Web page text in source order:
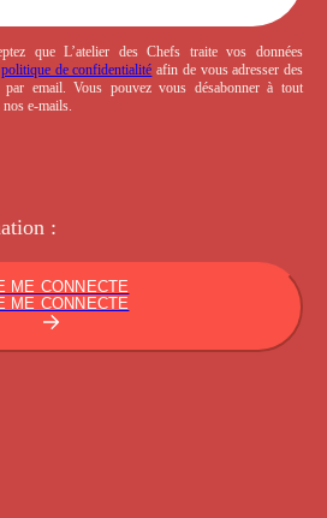
que L’atelier des Chefs traite vos données
politique de confidentialité afin de vous adresser des
par email. Vous pouvez vous désabonner à tout
e-mails.
:
ME CONNECTE
ME CONNECTE